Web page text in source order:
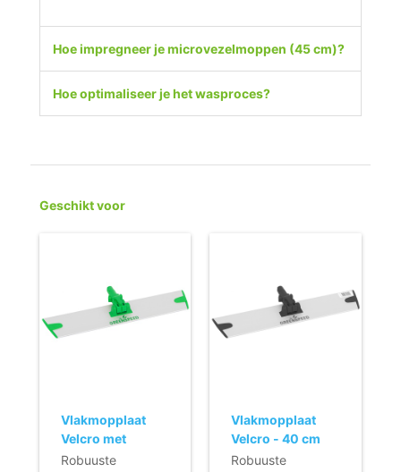
Hoe impregneer je microvezelmoppen (45 cm)?
Hoe optimaliseer je het wasproces?
Geschikt voor
Vlakmopplaat
Velcro met
horizontale
Robuuste
Vlakmopplaat
Velcro - 40 cm
(Q-line) - zwart
Robuuste